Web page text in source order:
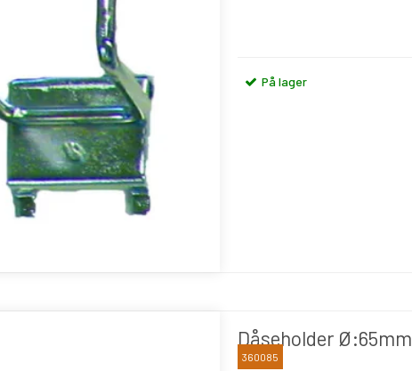
På lager
Dåseholder Ø:65mm
BLIKA
360085